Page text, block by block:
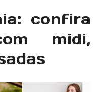
confira
midi,